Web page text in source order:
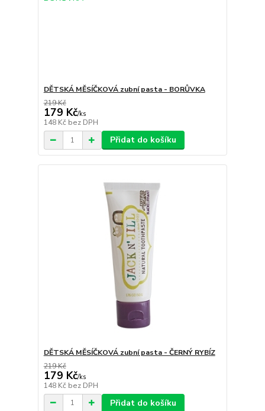
DĚTSKÁ MĚSÍČKOVÁ zubní pasta - BORŮVKA
219 Kč
179 Kč/ks
148 Kč bez DPH
Přidat do košíku
DĚTSKÁ MĚSÍČKOVÁ zubní pasta - ČERNÝ RYBÍZ
219 Kč
179 Kč/ks
148 Kč bez DPH
Přidat do košíku